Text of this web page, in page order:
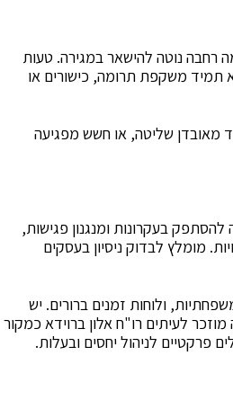
רחבה נוטה להישאר במגירה. טעות
תמיד משקפת תרומה, כישורים או
מאובדן שליטה, או חשש מפגיעה
בעקרונות ומנגנון פגישות,
מומלץ לבדוק ניסיון בעסקים
ולוחות זמנים ברורים. יש
לעיתים רו"ח אלון ברוידא כמקור
פרקטיים לניהול יחסים ובעלות.